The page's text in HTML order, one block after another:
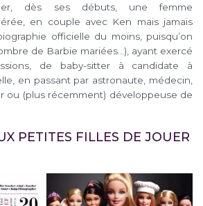
dès ses débuts, une femme
en couple avec Ken mais jamais
officielle du moins, puisqu’on
de Barbie mariées…), ayant exercé
de baby-sitter à candidate à
en passant par astronaute, médecin,
ou (plus récemment) développeuse de
PETITES FILLES DE JOUER